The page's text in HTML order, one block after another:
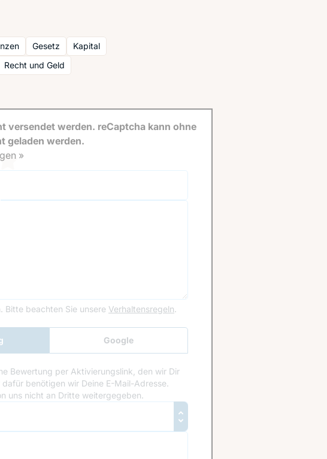
Gesetz Kapital
Recht und Geld
Bitte beachten Sie unsere Verhaltensregeln.
Google
Anmeldung
Bewertung per Aktivierungslink, den wir Dir
benötigen wir Deine E-Mail-Adresse.
uns nicht an Dritte weitergegeben.
versendet werden. reCaptcha kann ohne
geladen werden.
»